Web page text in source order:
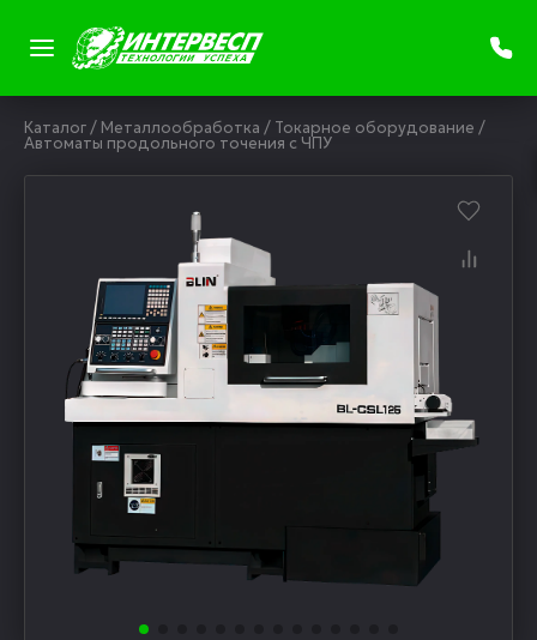
Каталог/ Металлообработка / Токарное оборудование /
Автоматы продольного точения с ЧПУ